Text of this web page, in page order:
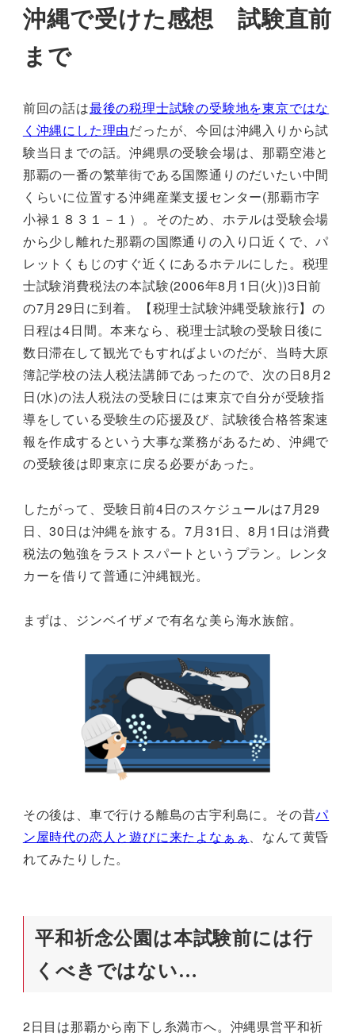
沖縄で受けた感想 試験直前
まで
前回の話は最後の税理士試験の受験地を東京ではな
く沖縄にした理由だったが、今回は沖縄入りから試
験当日までの話。沖縄県の受験会場は、那覇空港と
那覇の一番の繁華街である国際通りのだいたい中間
くらいに位置する沖縄産業支援センター(那覇市字
小禄１８３１－１）。そのため、ホテルは受験会場
から少し離れた那覇の国際通りの入り口近くで、パ
レットくもじのすぐ近くにあるホテルにした。税理
士試験消費税法の本試験(2006年8月1日(火))3日前
の7月29日に到着。【税理士試験沖縄受験旅行】の
日程は4日間。本来なら、税理士試験の受験日後に
数日滞在して観光でもすればよいのだが、当時大原
簿記学校の法人税法講師であったので、次の日8月2
日(水)の法人税法の受験日には東京で自分が受験指
導をしている受験生の応援及び、試験後合格答案速
報を作成するという大事な業務があるため、沖縄で
の受験後は即東京に戻る必要があった。
したがって、受験日前4日のスケジュールは7月29
日、30日は沖縄を旅する。7月31日、8月1日は消費
税法の勉強をラストスパートというプラン。レンタ
カーを借りて普通に沖縄観光。
まずは、ジンベイザメで有名な美ら海水族館。
その後は、車で行ける離島の古宇利島に。その昔パ
ン屋時代の恋人と遊びに来たよなぁぁ、なんて黄昏
れてみたりした。
平和祈念公園は本試験前には行
くべきではない…
2日目は那覇から南下し糸満市へ。沖縄県営平和祈